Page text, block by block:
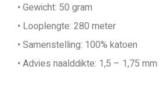
• Gewicht: 50 gram
• Looplengte: 280 meter
• Samenstelling: 100% katoen
• Advies naalddikte: 1,5 – 1,75 mm